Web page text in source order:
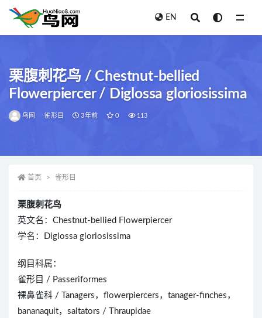
EN
栗腹刺花鸟 / Chestnut-bellied
Flowerpiercer / Diglossa gloriosissima
鸟网 雀形目 3年前 0 113
首页 雀形目
栗腹刺花鸟
英文名：Chestnut-bellied Flowerpiercer
学名：Diglossa gloriosissima
纲目科属：
雀形目 / Passeriformes
裸鼻雀科 / Tanagers，flowerpiercers，tanager-finches，
bananaquit，saltators / Thraupidae